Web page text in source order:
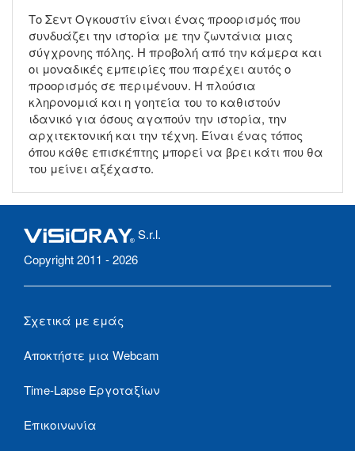
Το Σεντ Ογκουστίν είναι ένας προορισμός που
συνδυάζει την ιστορία με την ζωντάνια μιας
σύγχρονης πόλης. Η προβολή από την κάμερα και
οι μοναδικές εμπειρίες που παρέχει αυτός ο
προορισμός σε περιμένουν. Η πλούσια
κληρονομιά και η γοητεία του το καθιστούν
ιδανικό για όσους αγαπούν την ιστορία, την
αρχιτεκτονική και την τέχνη. Είναι ένας τόπος
όπου κάθε επισκέπτης μπορεί να βρει κάτι που θα
του μείνει αξέχαστο.
S.r.l.
Copyright 2011 - 2026
Σχετικά με εμάς
Αποκτήστε μια Webcam
Time-Lapse Εργοταξίων
Επικοινωνία